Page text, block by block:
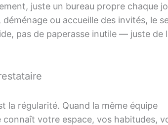
juste un bureau propre chaque
ou accueille des invités, le
pas de paperasse inutile — juste de
la régularité. Quand la même équipe
votre espace, vos habitudes,